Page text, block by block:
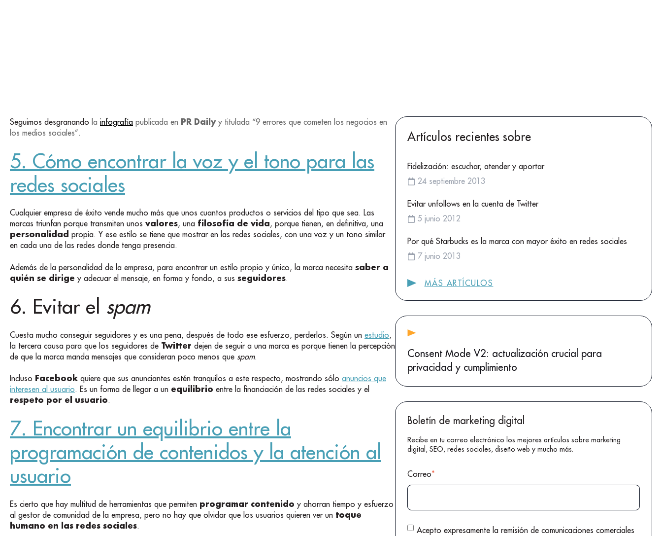
Seguimos desgranando la infografía publicada en PR Dailyy titulada “9 errores que cometen los negocios en
los medios sociales”.
5. Cómo encontrar la voz y el tono para las
redes sociales
Cualquier empresa de éxito vende mucho más que unos cuantos productos o servicios del tipo que sea. Las
marcas triunfan porque transmiten unos valores, una filosofía de vida, porque tienen, en definitiva, una
personalidad propia. Y ese estilo se tiene que mostrar en las redes sociales, con una voz y un tono similar
en cada una de las redes donde tenga presencia.
Además de la personalidad de la empresa, para encontrar un estilo propio y único, la marca necesita saber a
quién se dirige y adecuar el mensaje, en forma y fondo, a sus seguidores.
6. Evitar el spam
Cuesta mucho conseguir seguidores y es una pena, después de todo ese esfuerzo, perderlos. Según un estudio,
la tercera causa para que los seguidores de Twitter dejen de seguir a una marca es porque tienen la percepción
de que la marca manda mensajes que consideran poco menos que spam.
Incluso Facebook quiere que sus anunciantes estén tranquilos a este respecto, mostrando sólo anuncios que
interesen al usuario. Es un forma de llegar a un equilibrio entre la financiación de las redes sociales y el
respeto por el usuario.
7. Encontrar un equilibrio entre la
programación de contenidos y la atención al
usuario
Es cierto que hay multitud de herramientas que permiten programar contenido y ahorran tiempo y esfuerzo
al gestor de comunidad de la empresa, pero no hay que olvidar que los usuarios quieren ver un toque
humano en las redes sociales.
Artículos recientes sobre
Fidelización: escuchar, atender y aportar
24 septiembre 2013
Evitar unfollows en la cuenta de Twitter
5 junio 2012
Por qué Starbucks es la marca con mayor éxito en redes sociales
7 junio 2013
MÁS ARTÍCULOS
Consent Mode V2: actualización crucial para
privacidad y cumplimiento
Boletín de marketing digital
Recibe en tu correo electrónico los mejores artículos sobre marketing
digital, SEO, redes sociales, diseño web y mucho más.
Correo*
Acepto expresamente la remisión de comunicaciones comerciales